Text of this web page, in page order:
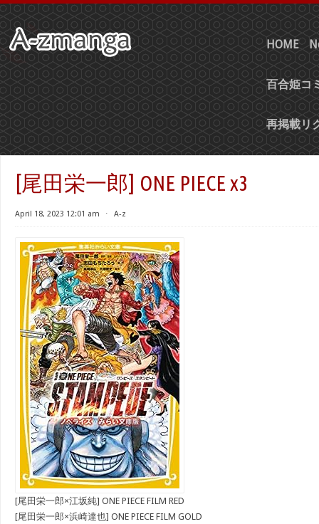
HOME
百合姫コ
再掲載リ
[尾田栄一郎] ONE PIECE x3
April 18, 2023 12:01 am ⋅ A-z
[尾田栄一郎×江坂純] ONE PIECE FILM RED
[尾田栄一郎×浜崎達也] ONE PIECE FILM GOLD